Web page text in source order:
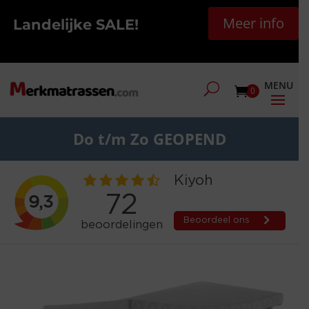
Landelijke SALE! Meer info
0
Do t/m Zo GEOPEND